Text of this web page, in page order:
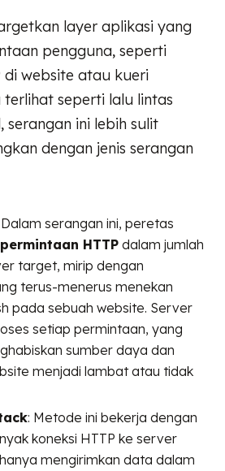
layer aplikasi yang
pengguna, seperti
di website atau kueri
seperti lalu lintas
serangan ini lebih sulit
dengan jenis serangan
Dalam serangan ini, peretas
permintaan HTTP dalam jumlah
target, mirip dengan
terus-menerus menekan
pada sebuah website. Server
setiap permintaan, yang
sumber daya dan
menjadi lambat atau tidak
: Metode ini bekerja dengan
koneksi HTTP ke server
mengirimkan data dalam